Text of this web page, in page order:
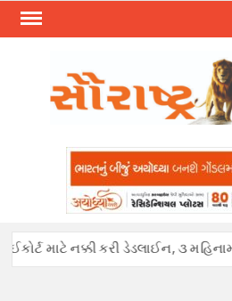
Skip
માટે નક્કી કરી ડેડલાઈન, ૩ મહિનામાં